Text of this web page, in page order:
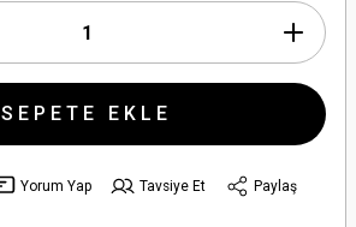
SEPETE EKLE
Yorum Yap Tavsiye Et
Paylaş